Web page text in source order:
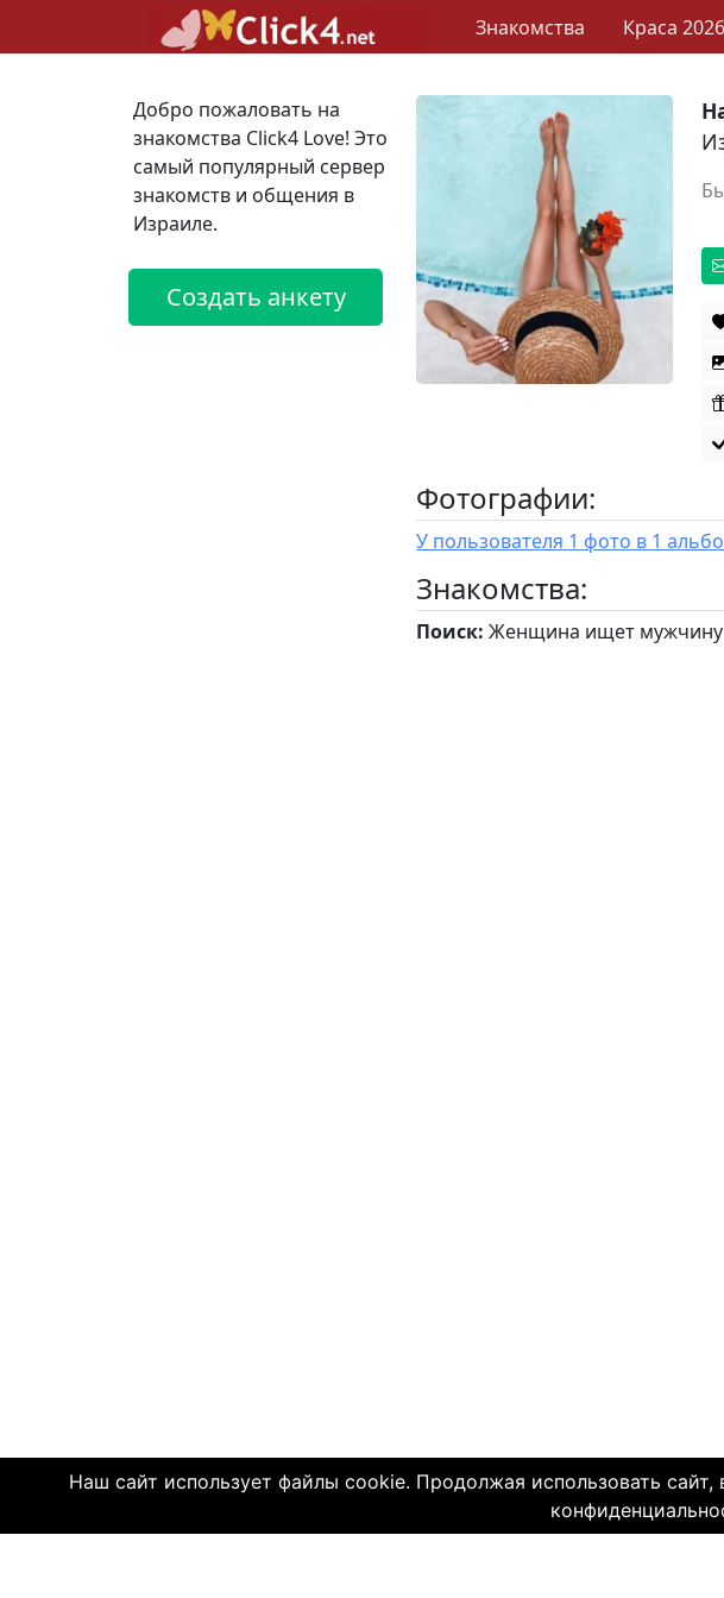
Наш сайт использует файлы cookie. Продолжая использовать сайт,
Знакомства Краса 2026
Добро пожаловать на
знакомства Click4 Love! Это
самый популярный сервер
знакомств и общения в
Израиле.
Создать анкету
Фотографии:
У пользователя 1 фото в 1
Знакомства:
Поиск: Женщина ищет мужчину
© 2004—2026 Click4.net
О НАС